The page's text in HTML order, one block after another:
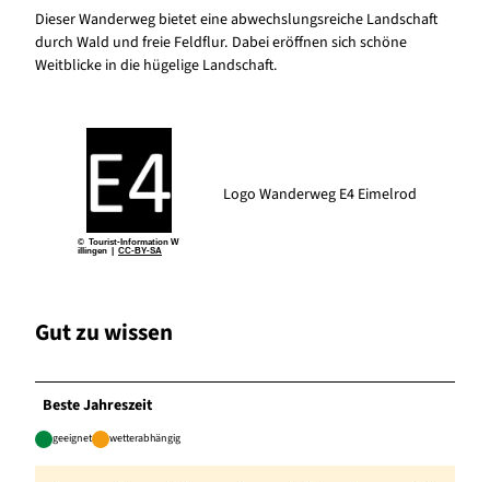
Dieser Wanderweg bietet eine abwechslungsreiche Landschaft
durch Wald und freie Feldflur. Dabei eröffnen sich schöne
Weitblicke in die hügelige Landschaft.
© Tourist-Information W
illingen | CC-BY-SA
Logo Wanderweg E4 Eimelrod
Gut zu wissen
Beste Jahreszeit
geeignet wetterabhängig